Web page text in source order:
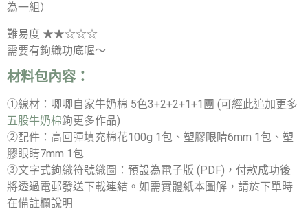
為一組）
難易度 ★★☆☆☆
需要有鉤織功底喔～
材料包內容：
①線材：唧唧自家牛奶棉 5色3+2+2+1+1團 (可經此追加更多
五股牛奶棉鉤更多作品)
②配件：高回彈填充棉花100g 1包、塑膠眼睛6mm 1包、塑
膠眼睛7mm 1包
③文字式鉤織符號織圖：預設為電子版 (PDF)，付款成功後
將透過電郵發送下載連結。如需實體紙本圖解，請於下單時
在備註欄說明